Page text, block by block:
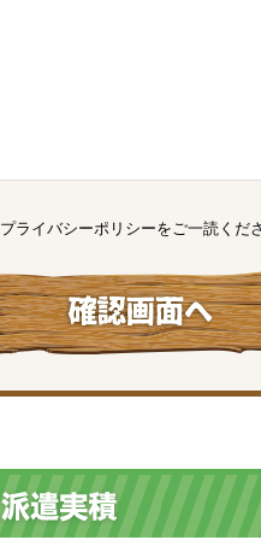
プライバシーポリシーをご一読くだ